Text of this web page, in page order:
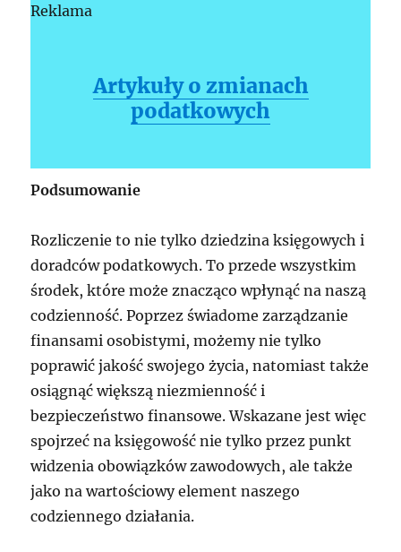
Reklama
Artykuły o zmianach
podatkowych
Podsumowanie
Rozliczenie to nie tylko dziedzina księgowych i
doradców podatkowych. To przede wszystkim
środek, które może znacząco wpłynąć na naszą
codzienność. Poprzez świadome zarządzanie
finansami osobistymi, możemy nie tylko
poprawić jakość swojego życia, natomiast także
osiągnąć większą niezmienność i
bezpieczeństwo finansowe. Wskazane jest więc
spojrzeć na księgowość nie tylko przez punkt
widzenia obowiązków zawodowych, ale także
jako na wartościowy element naszego
codziennego działania.